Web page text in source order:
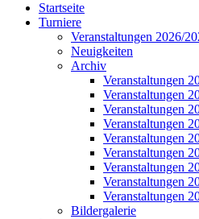
Startseite
Turniere
Veranstaltungen 2026/
Neuigkeiten
Archiv
Veranstaltungen
Veranstaltungen
Veranstaltungen
Veranstaltungen
Veranstaltungen
Veranstaltungen
Veranstaltungen
Veranstaltungen
Veranstaltungen
Bildergalerie